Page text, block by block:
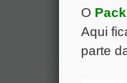
O
Aqui
parte